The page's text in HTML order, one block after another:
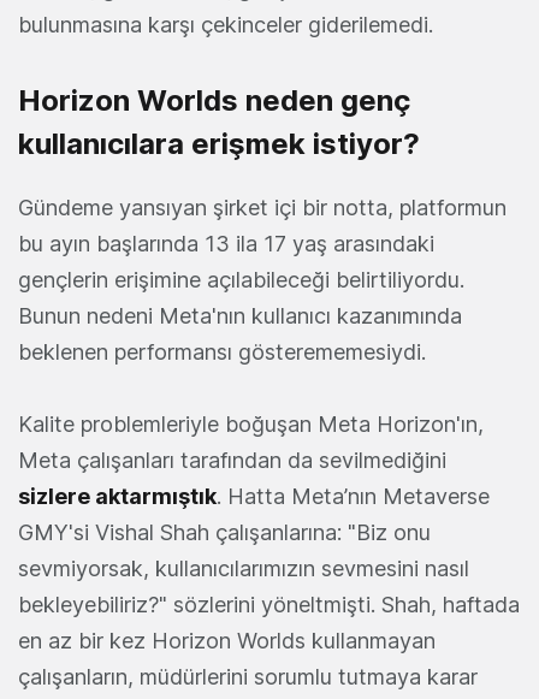
bulunmasına karşı çekinceler giderilemedi.
Horizon Worlds neden genç
kullanıcılara erişmek istiyor?
Gündeme yansıyan şirket içi bir notta, platformun
bu ayın başlarında 13 ila 17 yaş arasındaki
gençlerin erişimine açılabileceği belirtiliyordu.
Bunun nedeni Meta'nın kullanıcı kazanımında
beklenen performansı gösterememesiydi.
Kalite problemleriyle boğuşan Meta Horizon'ın,
Meta çalışanları tarafından da sevilmediğini
sizlere aktarmıştık. Hatta Meta’nın Metaverse
GMY'si Vishal Shah çalışanlarına: "Biz onu
sevmiyorsak, kullanıcılarımızın sevmesini nasıl
bekleyebiliriz?" sözlerini yöneltmişti. Shah, haftada
en az bir kez Horizon Worlds kullanmayan
çalışanların, müdürlerini sorumlu tutmaya karar